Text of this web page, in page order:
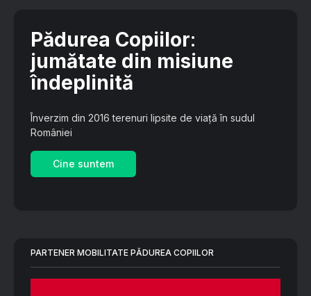
Pădurea Copiilor:
jumătate din misiune
îndeplinită
Înverzim din 2016 terenuri lipsite de viață în sudul
României
Cine suntem
PARTENER MOBILITATE PĂDUREA COPIILOR